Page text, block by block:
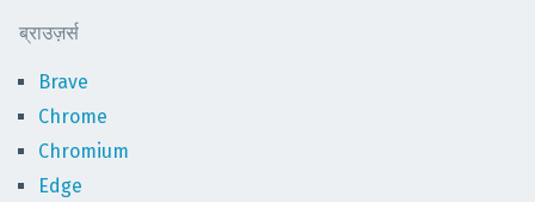
ब्राउज़र्स
Brave
Chrome
Chromium
Edge